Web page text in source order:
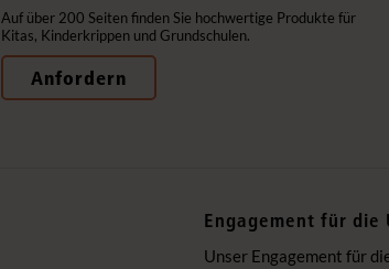
Auf über 200 Seiten finden Sie hochwertige Produkte für
Kitas, Kinderkrippen und Grundschulen.
Anfordern
Engagement für die
Unser Engagement für